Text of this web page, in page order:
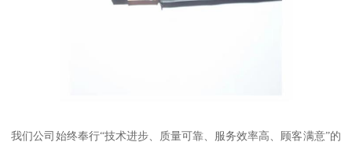
我们公司始终奉行“技术进步、质量可靠、服务效率高、顾客满意”的